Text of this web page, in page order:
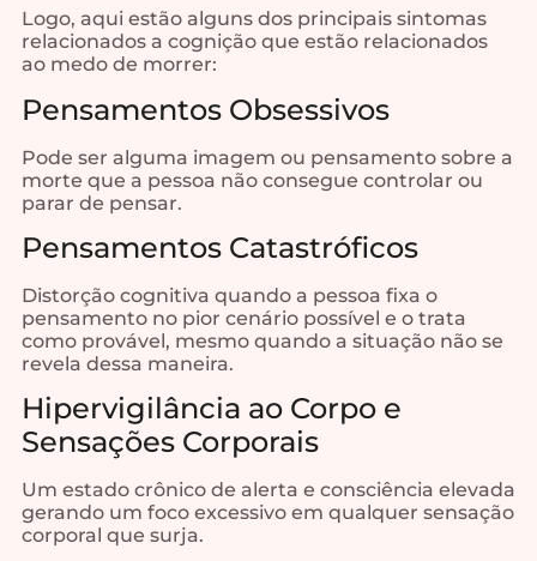
Logo, aqui estão alguns dos principais sintomas
relacionados a cognição que estão relacionados
ao medo de morrer:
Pensamentos Obsessivos
Pode ser alguma imagem ou pensamento sobre a
morte que a pessoa não consegue controlar ou
parar de pensar.
Pensamentos Catastróficos
Distorção cognitiva quando a pessoa fixa o
pensamento no pior cenário possível e o trata
como provável, mesmo quando a situação não se
revela dessa maneira.
Hipervigilância ao Corpo e
Sensações Corporais
Um estado crônico de alerta e consciência elevada
gerando um foco excessivo em qualquer sensação
corporal que surja.